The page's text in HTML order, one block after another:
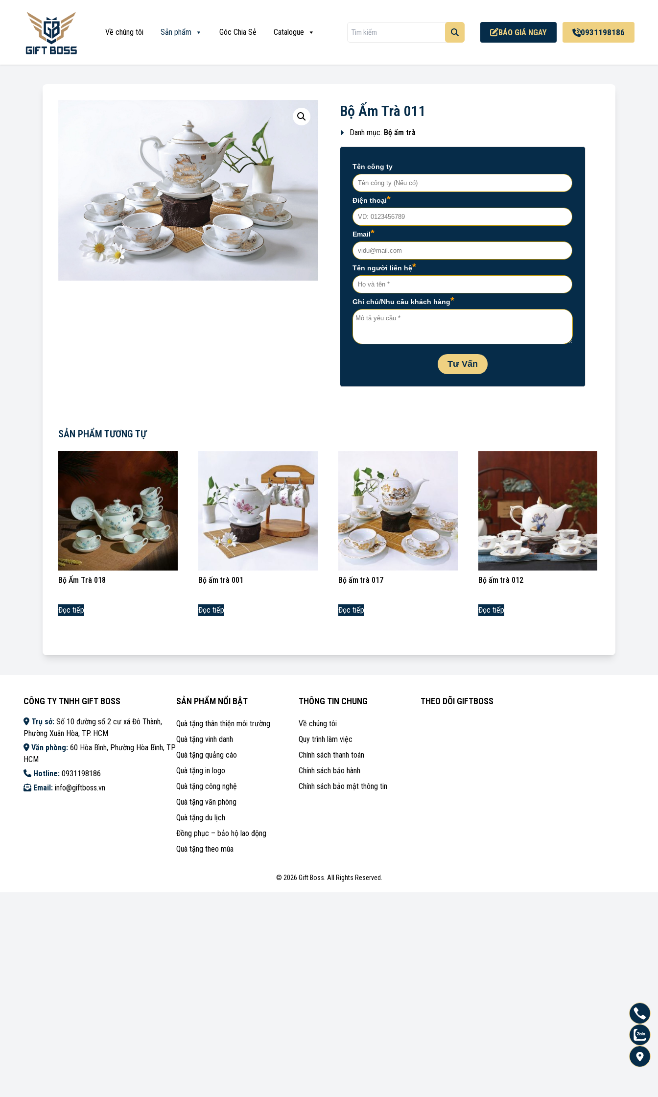
Về chúng tôi Sản phẩm Góc Chia Sẻ Catalogue BÁO GIÁ NGAY 0931198186
Bộ Ấm Trà 011
Danh mục: Bộ ấm trà
SẢN PHẨM TƯƠNG TỰ
Bộ Ấm Trà 018
Đọc tiếp
Bộ ấm trà 001
Đọc tiếp
Bộ ấm trà 017
Đọc tiếp
Bộ ấm trà 012
Đọc tiếp
CÔNG TY TNHH GIFT BOSS
Trụ sở: Số 10 đường số 2 cư xá Đô Thành,
Phường Xuân Hòa, TP. HCM
Văn phòng: 60 Hòa Bình, Phường Hòa Bình, TP.
HCM
Hotline: 0931198186
Email: info@giftboss.vn
SẢN PHẨM NỔI BẬT
Quà tặng thân thiện môi trường
Quà tặng vinh danh
Quà tặng quảng cáo
Quà tặng in logo
Quà tặng công nghệ
Quà tặng văn phòng
Quà tặng du lịch
Đồng phục – bảo hộ lao động
Quà tặng theo mùa
THÔNG TIN CHUNG
Về chúng tôi
Quy trình làm việc
Chính sách thanh toán
Chính sách bảo hành
Chính sách bảo mật thông tin
THEO DÕI GIFTBOSS
© 2026 Gift Boss. All Rights Reserved.